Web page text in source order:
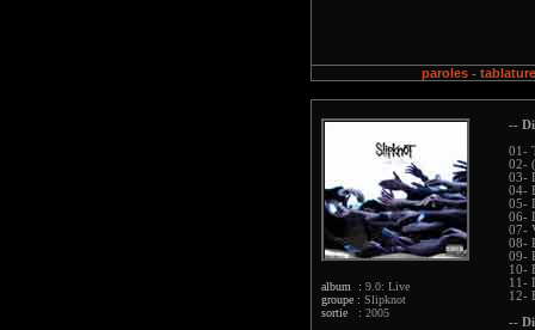
paroles-
album : 9.0: Live
groupe : Slipknot
sortie : 2005
--
01-
02-
03-
04-
05-
06-
07-
08-
09-
10-
11-
12-
--